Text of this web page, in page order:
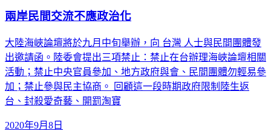
兩岸民間交流不應政治化
大陸海峽論壇將於九月中旬舉辦，向 台灣 人士與民間團體發
出邀請函。陸委會提出三項禁止：禁止在台辦理海峽論壇相關
活動；禁止中央官員參加、地方政府與會、民間團體勿輕易參
加；禁止參與民主協商。 回顧這一段時期政府限制陸生返
台、封殺愛奇藝、開罰淘寶
2020年9月8日